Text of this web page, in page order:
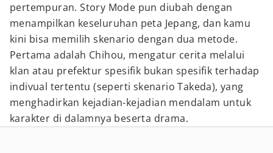
pertempuran. Story Mode pun diubah dengan
menampilkan keseluruhan peta Jepang, dan kamu
kini bisa memilih skenario dengan dua metode.
Pertama adalah Chihou, mengatur cerita melalui
klan atau prefektur spesifik bukan spesifik terhadap
indivual tertentu (seperti skenario Takeda), yang
menghadirkan kejadian-kejadian mendalam untuk
karakter di dalamnya beserta drama.